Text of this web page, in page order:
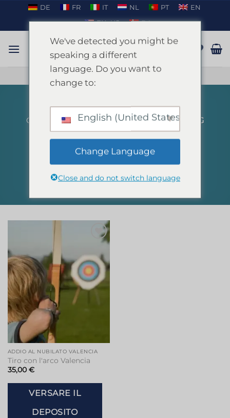
contenuti
DE FR IT NL PT
EN
EN_US
DA
PARLARE SU WHATSAPP
CASA
PRODOTTI TAGGATI “ARCHERY TAG
VALENCIA”
FILTRA
alla lista
dei
desideri
ADDIO AL NUBILATO VALENCIA
Tiro con l'arco Valencia
35,00 €
VERSARE IL
DEPOSITO
We've detected you might be
speaking a different
language. Do you want to
change to:
English (United States)
Change Language
Close and do not switch language